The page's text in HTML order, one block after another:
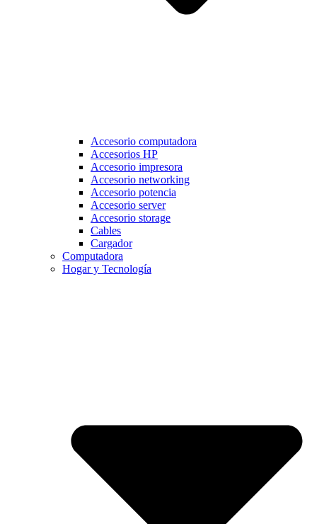
Accesorio computadora
Accesorios HP
Accesorio impresora
Accesorio networking
Accesorio potencia
Accesorio server
Accesorio storage
Cables
Cargador
Computadora
Hogar y Tecnología